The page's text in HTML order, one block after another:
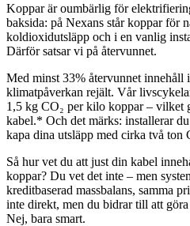
Koppar är oumbärlig för
baksida: på Nexans står koppar för
koldioxidutsläpp och i en vanlig
Därför satsar vi på återvunnet.
Med minst 33% återvunnet innehåll
klimatpåverkan rejält. Vår
1,5 kg CO₂ per kilo koppar – vilket
kabel.* Och det märks: installerar
kapa dina utsläpp med cirka två ton
Så hur vet du att just din kabel
koppar? Du vet det inte – men
kreditbaserad massbalans, samma
inte direkt, men du bidrar till att
Nej, bara smart.